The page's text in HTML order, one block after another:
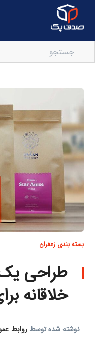
بسته بندی زعفران
طراحی
خلاقانه
نوشته شده توسطروابط